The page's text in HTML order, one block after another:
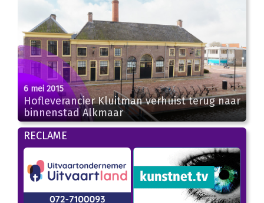
6 mei 2015
Hofleverancier Kluitman verhuist terug naar
binnenstad Alkmaar
RECLAME